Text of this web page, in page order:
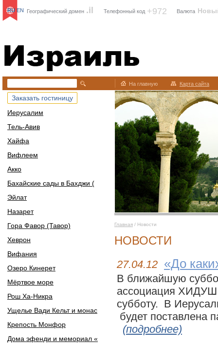
Израиль
Географический домен .il Телефонный код +972 Валюта
RU EN
На главную Карта сайта
Заказать гостиницу
Иерусалим
Тель-Авив
Хайфа
Вифлеем
Акко
Бахайские сады в Бахджи (
Эйлат
Назарет
Гора Фавор (Тавор)
Хеврон
Вифания
Озеро Кинерет
Мёртвое море
Рош Ха-Никра
Ущелье Вади Кельт и монас
Крепость Монфор
Дома эфенди и мемориал «
Главная / Новости
НОВОСТИ
27.04.12 «До
В ближайшую
ассоциация ХИДУШ
субботу. В
будет поставлена
(подробнее)